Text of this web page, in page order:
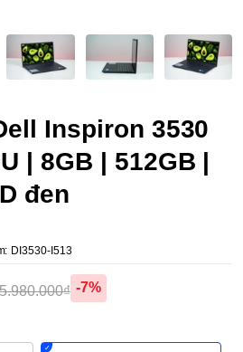
Inspiron 3530
| 8GB | 512GB |
đen
DI3530-I513
-7%